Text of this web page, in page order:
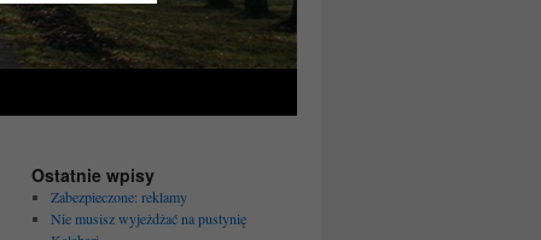
Ostatnie wpisy
Zabezpieczone: reklamy
Nie musisz wyjeżdżać na pustynię